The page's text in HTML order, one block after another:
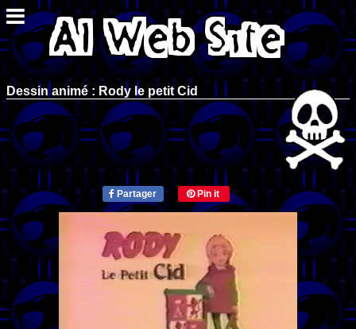
Dessin animé : Rody le petit Cid
Partager Pin it